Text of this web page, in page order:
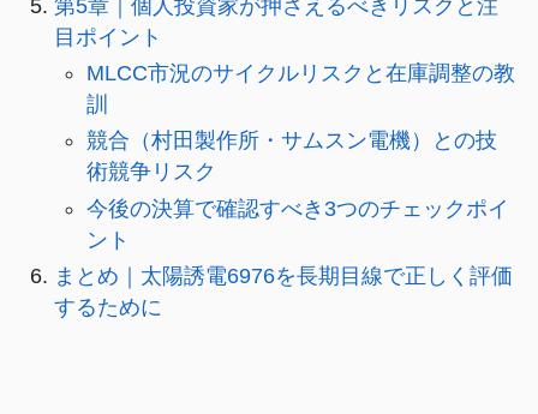
第5章｜個人投資家が押さえるべきリスクと注
目ポイント
MLCC市況のサイクルリスクと在庫調整の教
訓
競合（村田製作所・サムスン電機）との技
術競争リスク
今後の決算で確認すべき3つのチェックポイ
ント
まとめ｜太陽誘電6976を長期目線で正しく評価
するために